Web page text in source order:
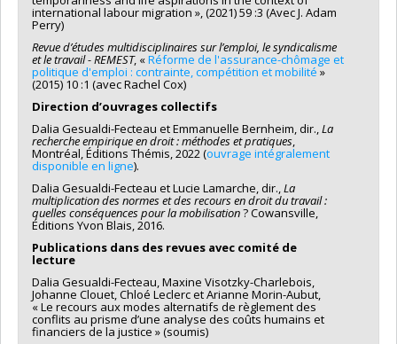
international labour migration », (2021) 59 :3 (Avec J. Adam
Perry)
Revue d’études multidisciplinaires sur l’emploi, le syndicalisme
et le travail - REMEST, «Réforme de l'assurance-chômage et
politique d'emploi : contrainte, compétition et mobilité»
(2015) 10 :1 (avec Rachel Cox)
Direction d’ouvrages collectifs
Dalia Gesualdi-Fecteau et Emmanuelle Bernheim, dir.,La
recherche empirique en droit : méthodes et pratiques,
Montréal, Éditions Thémis, 2022 (ouvrage intégralement
disponible en ligne).
Dalia Gesualdi-Fecteau et Lucie Lamarche, dir.,La
multiplication des normes et des recours en droit du travail :
quelles conséquences pour la mobilisation? Cowansville,
Éditions Yvon Blais, 2016.
Publications dans des revues avec comité de
lecture
Dalia Gesualdi-Fecteau, Maxine Visotzky-Charlebois,
Johanne Clouet, Chloé Leclerc et Arianne Morin-Aubut,
« Le recours aux modes alternatifs de règlement des
conflits au prisme d’une analyse des coûts humains et
financiers de la justice » (soumis)